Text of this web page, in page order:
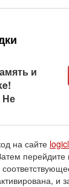
и
Не
на сайте
и